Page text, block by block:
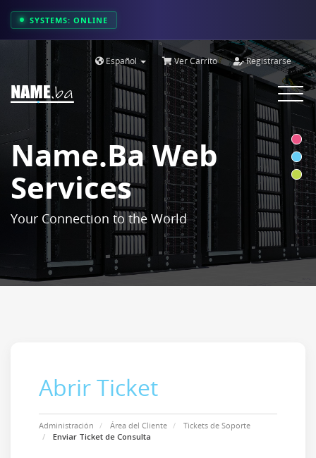
SYSTEMS: ONLINE
Español Ver Carrito Registrarse
Toggle
Name.ba Web
Services
Your Connection to the World
Abrir Ticket
Administración Área del Cliente
Tickets de Soporte
Enviar Ticket de Consulta